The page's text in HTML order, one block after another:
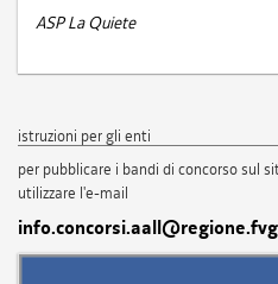
ASP La Quiete
istruzioni per gli enti
per pubblicare i bandi di concorso sul
utilizzare l'e-mail